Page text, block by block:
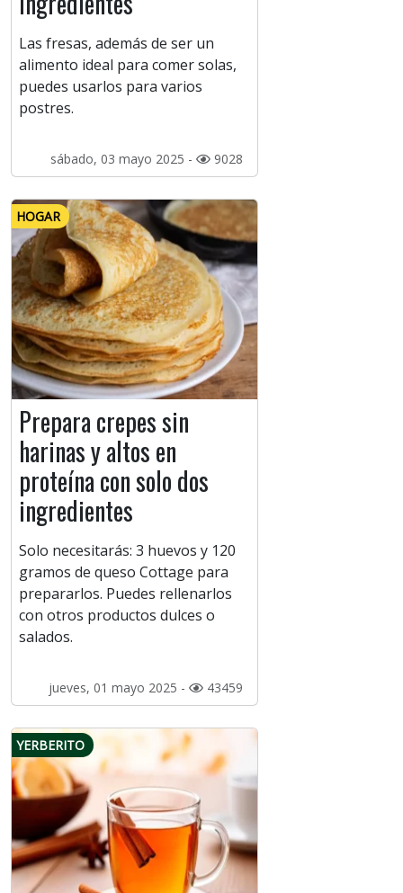
Las fresas, además de ser un
alimento ideal para comer solas,
puedes usarlos para varios
postres.
sábado, 03 mayo 2025 - 9028
HOGAR
Prepara crepes sin
harinas y altos en
proteína con solo dos
ingredientes
Solo necesitarás: 3 huevos y ​120
gramos de queso Cottage para
prepararlos. Puedes rellenarlos
con otros productos dulces o
salados.
jueves, 01 mayo 2025 - 43459
YERBERITO